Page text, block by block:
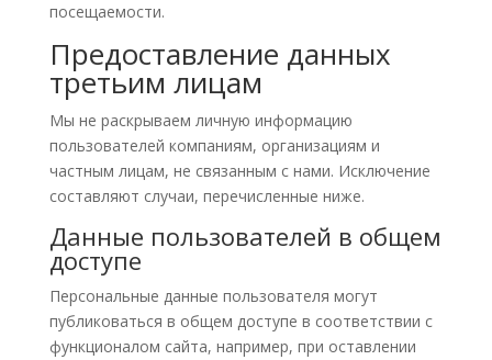
посещаемости.
Предоставление данных
третьим лицам
Мы не раскрываем личную информацию
пользователей компаниям, организациям и
частным лицам, не связанным с нами. Исключение
составляют случаи, перечисленные ниже.
Данные пользователей в общем
доступе
Персональные данные пользователя могут
публиковаться в общем доступе в соответствии с
функционалом сайта, например, при оставлении